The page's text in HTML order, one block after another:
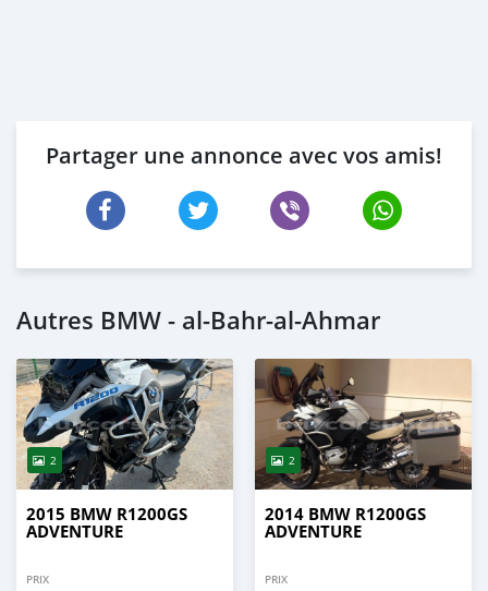
Partager une annonce avec vos amis!
Autres BMW - al-Bahr-al-Ahmar
2
2015 BMW R1200GS
ADVENTURE
PRIX
2
2014 BMW R1200GS
ADVENTURE
PRIX